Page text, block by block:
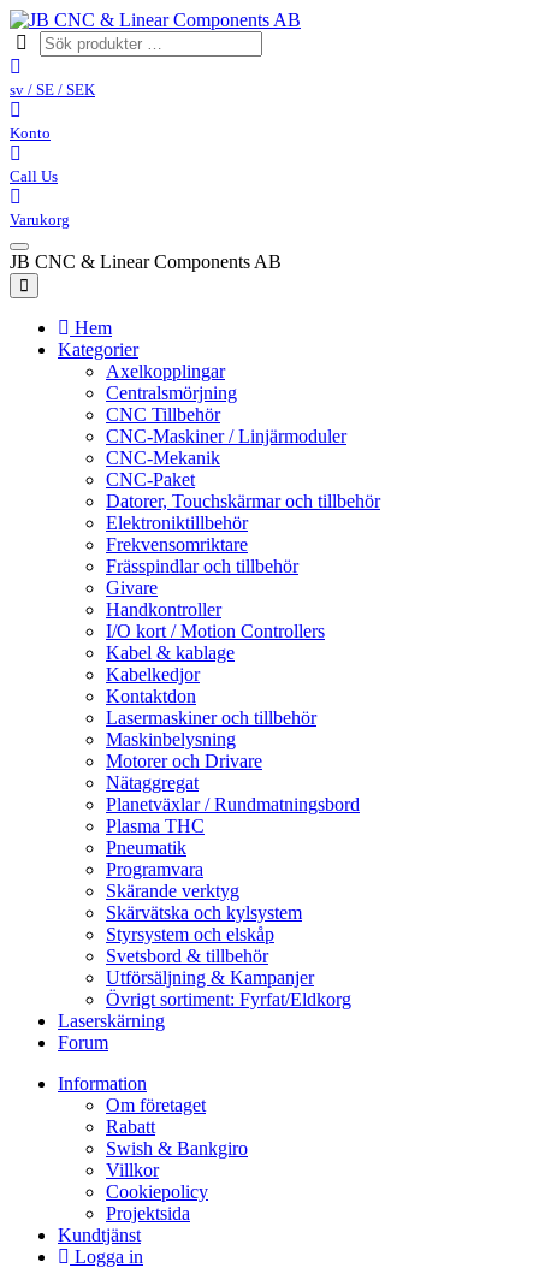
sv / SE / SEK
Konto
Call Us
Varukorg
JB CNC & Linear Components AB
Hem
Kategorier
Axelkopplingar
Centralsmörjning
CNC Tillbehör
CNC-Maskiner / Linjärmoduler
CNC-Mekanik
CNC-Paket
Datorer, Touchskärmar och tillbehör
Elektroniktillbehör
Frekvensomriktare
Frässpindlar och tillbehör
Givare
Handkontroller
I/O kort / Motion Controllers
Kabel & kablage
Kabelkedjor
Kontaktdon
Lasermaskiner och tillbehör
Maskinbelysning
Motorer och Drivare
Nätaggregat
Planetväxlar / Rundmatningsbord
Plasma THC
Pneumatik
Programvara
Skärande verktyg
Skärvätska och kylsystem
Styrsystem och elskåp
Svetsbord & tillbehör
Utförsäljning & Kampanjer
Övrigt sortiment: Fyrfat/Eldkorg
Laserskärning
Forum
Information
Om företaget
Rabatt
Swish & Bankgiro
Villkor
Cookiepolicy
Projektsida
Kundtjänst
Logga in